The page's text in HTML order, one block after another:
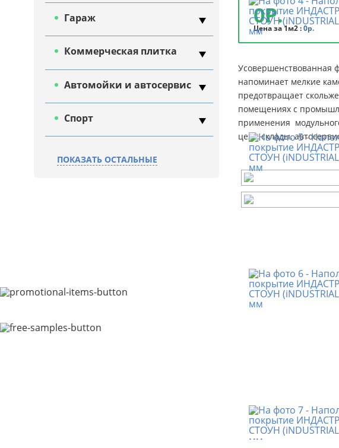
0Р.
Цена за 1м2 :0р.
Усовершенствованная
напоминает мелкие
предотвращает
помещениях с
применения
цеха, склады,
Гараж
Коммерческая плитка
Автомойки и автосервис
Спорт
Парковки
Улица
ПОКАЗАТЬ ОСТАЛЬНЫЕ